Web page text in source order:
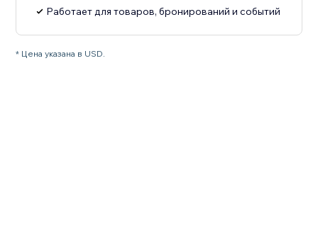
Работает для товаров, бронирований и событий
* Цена указана в USD.